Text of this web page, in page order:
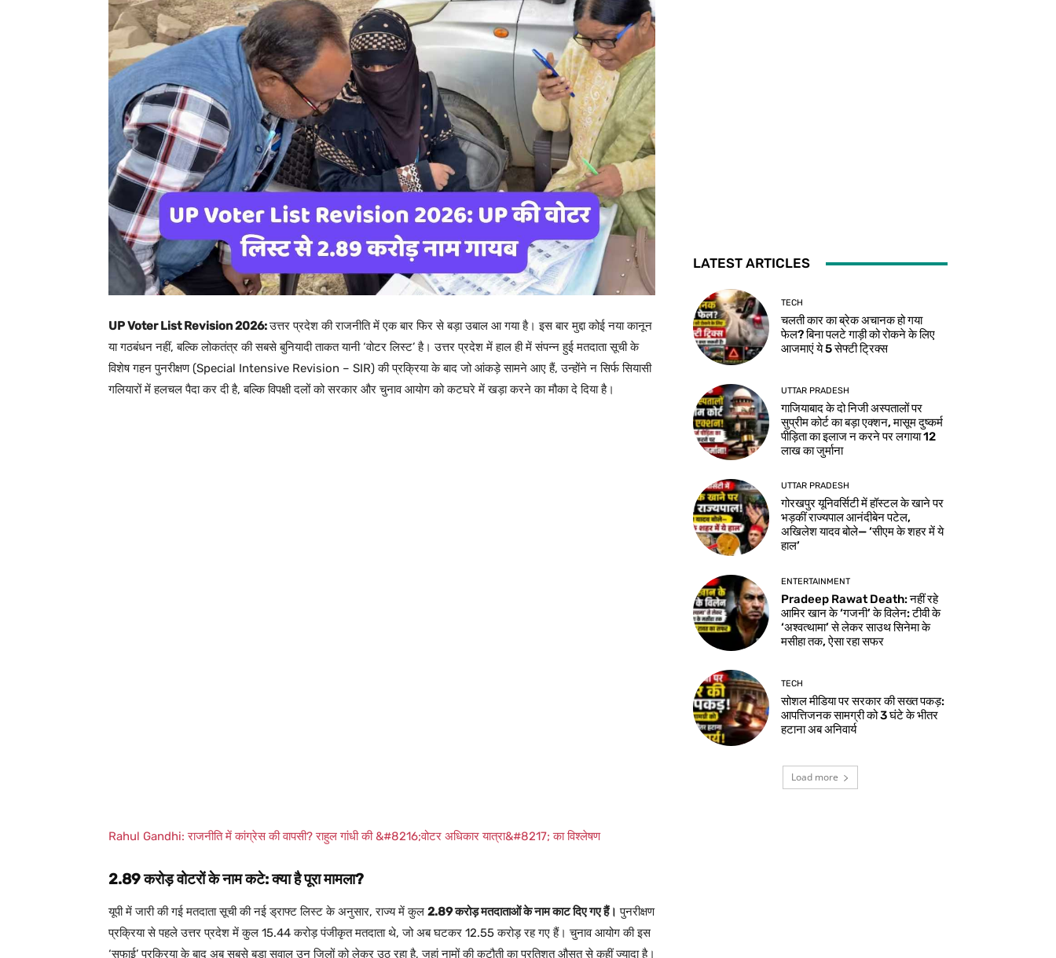
UP Voter List Revision 2026:उत्तर प्रदेश की राजनीति में एक बार फिर से बड़ा उबाल आ गया है। इस बार मुद्दा कोई नया कानून
या गठबंधन नहीं, बल्कि लोकतंत्र की सबसे बुनियादी ताकत यानी ‘वोटर लिस्ट’ है। उत्तर प्रदेश में हाल ही में संपन्न हुई मतदाता सूची के
विशेष गहन पुनरीक्षण (Special Intensive Revision – SIR) की प्रक्रिया के बाद जो आंकड़े सामने आए हैं, उन्होंने न सिर्फ सियासी
गलियारों में हलचल पैदा कर दी है, बल्कि विपक्षी दलों को सरकार और चुनाव आयोग को कटघरे में खड़ा करने का मौका दे दिया है।
Rahul Gandhi: राजनीति में कांग्रेस की वापसी? राहुल गांधी की &#8216;वोटर अधिकार यात्रा&#8217; का विश्लेषण
2.89 करोड़ वोटरों के नाम कटे: क्या है पूरा मामला?
यूपी में जारी की गई मतदाता सूची की नई ड्राफ्ट लिस्ट के अनुसार, राज्य में कुल 2.89 करोड़ मतदाताओं के नाम काट दिए गए हैं। पुनरीक्षण
प्रक्रिया से पहले उत्तर प्रदेश में कुल 15.44 करोड़ पंजीकृत मतदाता थे, जो अब घटकर 12.55 करोड़ रह गए हैं। चुनाव आयोग की इस
‘सफाई’ प्रक्रिया के बाद अब सबसे बड़ा सवाल उन जिलों को लेकर उठ रहा है, जहां नामों की कटौती का प्रतिशत औसत से कहीं ज्यादा है।
LATEST ARTICLES
TECH
चलती कार का ब्रेक अचानक हो गया
फेल? बिना पलटे गाड़ी को रोकने के लिए
आजमाएं ये 5 सेफ्टी ट्रिक्स
UTTAR PRADESH
गाजियाबाद के दो निजी अस्पतालों पर
सुप्रीम कोर्ट का बड़ा एक्शन, मासूम दुष्कर्म
पीड़िता का इलाज न करने पर लगाया 12
लाख का जुर्माना
UTTAR PRADESH
गोरखपुर यूनिवर्सिटी में हॉस्टल के खाने पर
भड़कीं राज्यपाल आनंदीबेन पटेल,
अखिलेश यादव बोले— ‘सीएम के शहर में ये
हाल’
ENTERTAINMENT
Pradeep Rawat Death: नहीं रहे
आमिर खान के ‘गजनी’ के विलेन: टीवी के
‘अश्वत्थामा’ से लेकर साउथ सिनेमा के
मसीहा तक, ऐसा रहा सफर
TECH
सोशल मीडिया पर सरकार की सख्त पकड़:
आपत्तिजनक सामग्री को 3 घंटे के भीतर
हटाना अब अनिवार्य
Load more